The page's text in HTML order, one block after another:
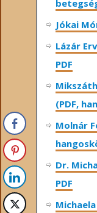
Jókai
Lázár
PDF
(PDF,
Molnár
Dr.
PDF